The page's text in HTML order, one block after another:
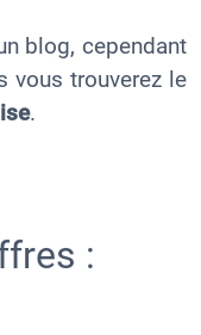
blog, cependant
vous trouverez le
.
: